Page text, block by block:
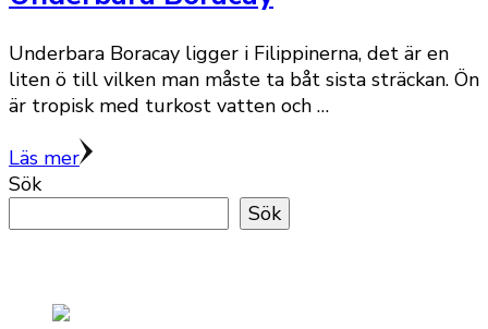
Underbara Boracay ligger i Filippinerna, det är en
liten ö till vilken man måste ta båt sista sträckan. Ön
är tropisk med turkost vatten och …
Läs mer
Sök
Sök